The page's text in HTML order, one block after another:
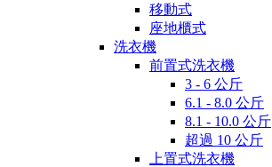
移動式
座地櫃式
洗衣機
前置式洗衣機
3 - 6 公斤
6.1 - 8.0 公斤
8.1 - 10.0 公斤
超過 10 公斤
上置式洗衣機